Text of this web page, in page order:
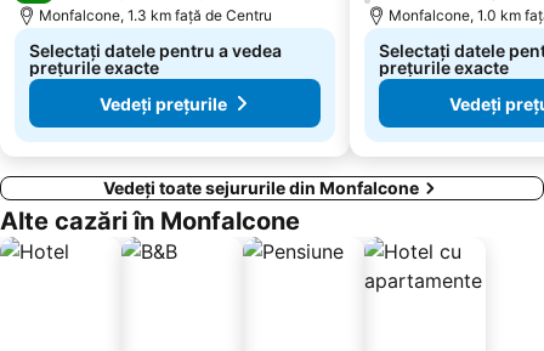
Monfalcone, 1.3 km faţă de Centru
Selectați datele pentru a vedea
prețurile exacte
Vedeți prețurile
Monfalcone, 1.0 km
Selectați datele
prețurile exacte
Vedeți
Vedeți toate sejururile din Monfalcone
Alte cazări în Monfalcone